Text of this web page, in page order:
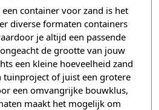
container voor zand is het
diverse formaten containers
je altijd een passende
de grootte van jouw
een kleine hoeveelheid zand
tuinproject of juist een grotere
een omvangrijke bouwklus,
maakt het mogelijk om